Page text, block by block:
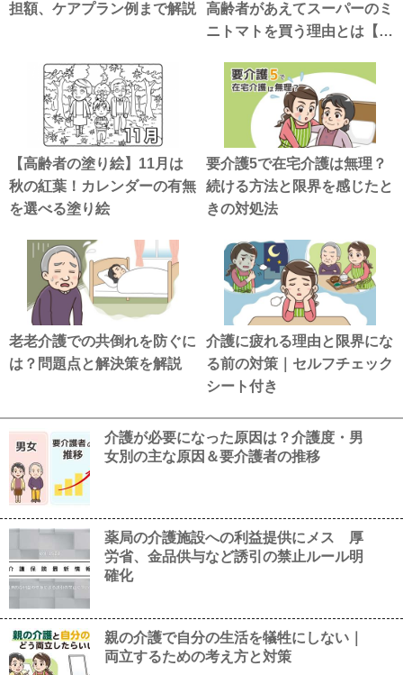
担額、ケアプラン例まで解説
高齢者があえてスーパーのミ
ニトマトを買う理由とは【介
【高齢者の塗り絵】11月は
秋の紅葉！カレンダーの有無
を選べる塗り絵
要介護5で在宅介護は無理？
続ける方法と限界を感じたと
きの対処法
老老介護での共倒れを防ぐに
は？問題点と解決策を解説
介護に疲れる理由と限界にな
る前の対策｜セルフチェック
シート付き
介護が必要になった原因は？介護度・男
女別の主な原因＆要介護者の推移
薬局の介護施設への利益提供にメス 厚
労省、金品供与など誘引の禁止ルール明
確化
親の介護で自分の生活を犠牲にしない｜
両立するための考え方と対策